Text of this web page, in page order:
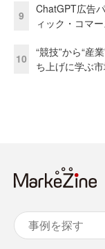
9
ChatGPT広告
ィック・コマ
10
“競技”から“産
ち上げに学ぶ